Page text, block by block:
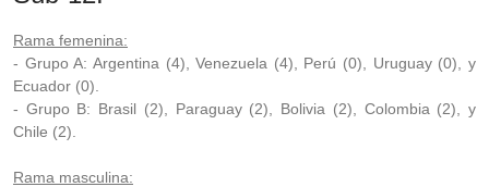
Rama femenina:
- Grupo A: Argentina (4), Venezuela (4), Perú (0), Uruguay (0), y
Ecuador (0).
- Grupo B: Brasil (2), Paraguay (2), Bolivia (2), Colombia (2), y
Chile (2).
Rama masculina: